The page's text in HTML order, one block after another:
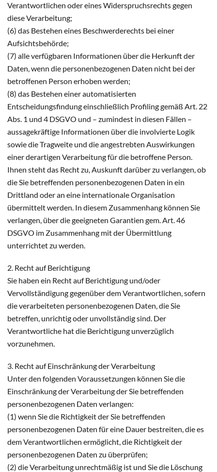
Verantwortlichen oder eines Widerspruchsrechts gegen
diese Verarbeitung;
(6) das Bestehen eines Beschwerderechts bei einer
Aufsichtsbehörde;
(7) alle verfügbaren Informationen über die Herkunft der
Daten, wenn die personenbezogenen Daten nicht bei der
betroffenen Person erhoben werden;
(8) das Bestehen einer automatisierten
Entscheidungsfindung einschließlich Profiling gemäß Art. 22
Abs. 1 und 4 DSGVO und – zumindest in diesen Fällen –
aussagekräftige Informationen über die involvierte Logik
sowie die Tragweite und die angestrebten Auswirkungen
einer derartigen Verarbeitung für die betroffene Person.
Ihnen steht das Recht zu, Auskunft darüber zu verlangen, ob
die Sie betreffenden personenbezogenen Daten in ein
Drittland oder an eine internationale Organisation
übermittelt werden. In diesem Zusammenhang können Sie
verlangen, über die geeigneten Garantien gem. Art. 46
DSGVO im Zusammenhang mit der Übermittlung
unterrichtet zu werden.
2. Recht auf Berichtigung
Sie haben ein Recht auf Berichtigung und/oder
Vervollständigung gegenüber dem Verantwortlichen, sofern
die verarbeiteten personenbezogenen Daten, die Sie
betreffen, unrichtig oder unvollständig sind. Der
Verantwortliche hat die Berichtigung unverzüglich
vorzunehmen.
3. Recht auf Einschränkung der Verarbeitung
Unter den folgenden Voraussetzungen können Sie die
Einschränkung der Verarbeitung der Sie betreffenden
personenbezogenen Daten verlangen:
(1) wenn Sie die Richtigkeit der Sie betreffenden
personenbezogenen Daten für eine Dauer bestreiten, die es
dem Verantwortlichen ermöglicht, die Richtigkeit der
personenbezogenen Daten zu überprüfen;
(2) die Verarbeitung unrechtmäßig ist und Sie die Löschung